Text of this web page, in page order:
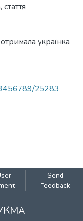
, стаття
українка
25283
Send
Feedback